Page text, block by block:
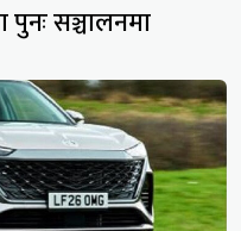
सञ्चालनमा